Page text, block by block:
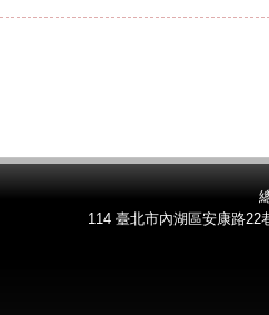
114 臺北市內湖區安康路22